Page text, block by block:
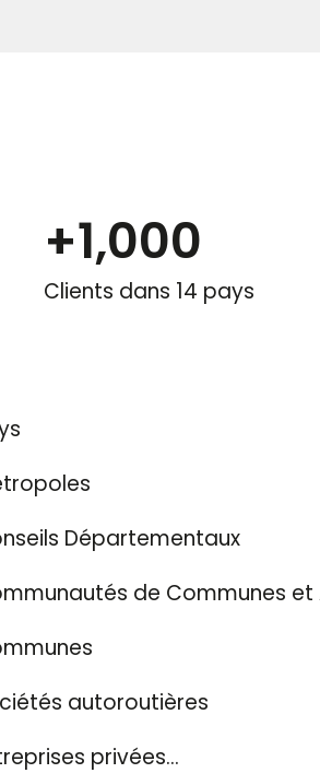
Clients dans 14 pays
+1,000
Départementaux
de Communes
autoroutières
privées…